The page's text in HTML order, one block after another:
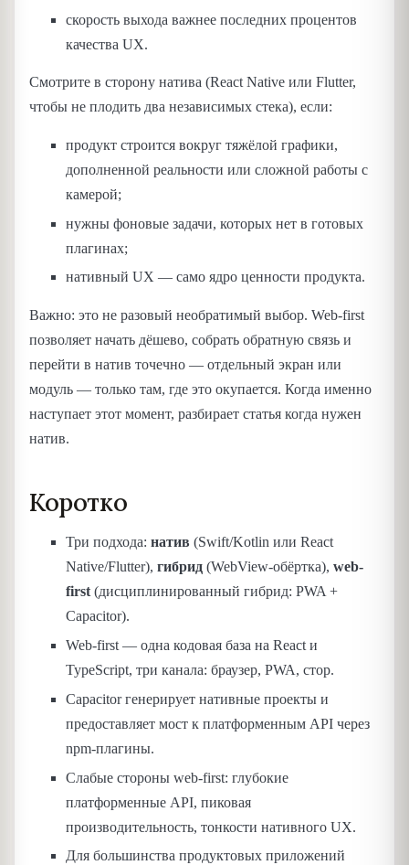
скорость выхода важнее последних процентов
качества UX.
Смотрите в сторону натива (React Native или Flutter,
чтобы не плодить два независимых стека), если:
продукт строится вокруг тяжёлой графики,
дополненной реальности или сложной работы с
камерой;
нужны фоновые задачи, которых нет в готовых
плагинах;
нативный UX — само ядро ценности продукта.
Важно: это не разовый необратимый выбор. Web-first
позволяет начать дёшево, собрать обратную связь и
перейти в натив точечно — отдельный экран или
модуль — только там, где это окупается. Когда именно
наступает этот момент, разбирает статья когда нужен
натив.
Коротко
Три подхода: натив (Swift/Kotlin или React
Native/Flutter), гибрид (WebView-обёртка), web-
first (дисциплинированный гибрид: PWA +
Capacitor).
Web-first — одна кодовая база на React и
TypeScript, три канала: браузер, PWA, стор.
Capacitor генерирует нативные проекты и
предоставляет мост к платформенным API через
npm-плагины.
Слабые стороны web-first: глубокие
платформенные API, пиковая
производительность, тонкости нативного UX.
Для большинства продуктовых приложений